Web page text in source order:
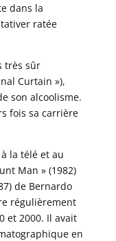
dans la
ratée
très sûr
Curtain »),
son alcoolisme.
fois sa carrière
la télé et au
Man » (1982)
de Bernardo
régulièrement
et 2000. Il avait
en